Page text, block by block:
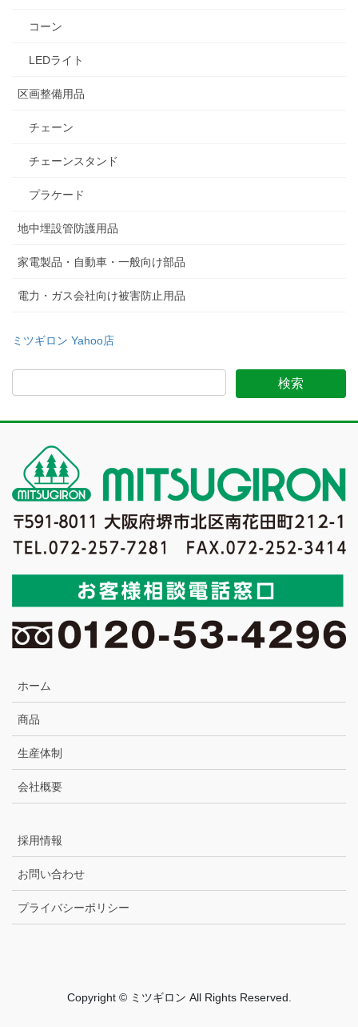
コーン
LEDライト
区画整備用品
チェーン
チェーンスタンド
プラケード
地中埋設管防護用品
家電製品・自動車・一般向け部品
電力・ガス会社向け被害防止用品
ミツギロン Yahoo店
ホーム
商品
生産体制
会社概要
採用情報
お問い合わせ
プライバシーポリシー
Copyright © ミツギロン All Rights Reserved.